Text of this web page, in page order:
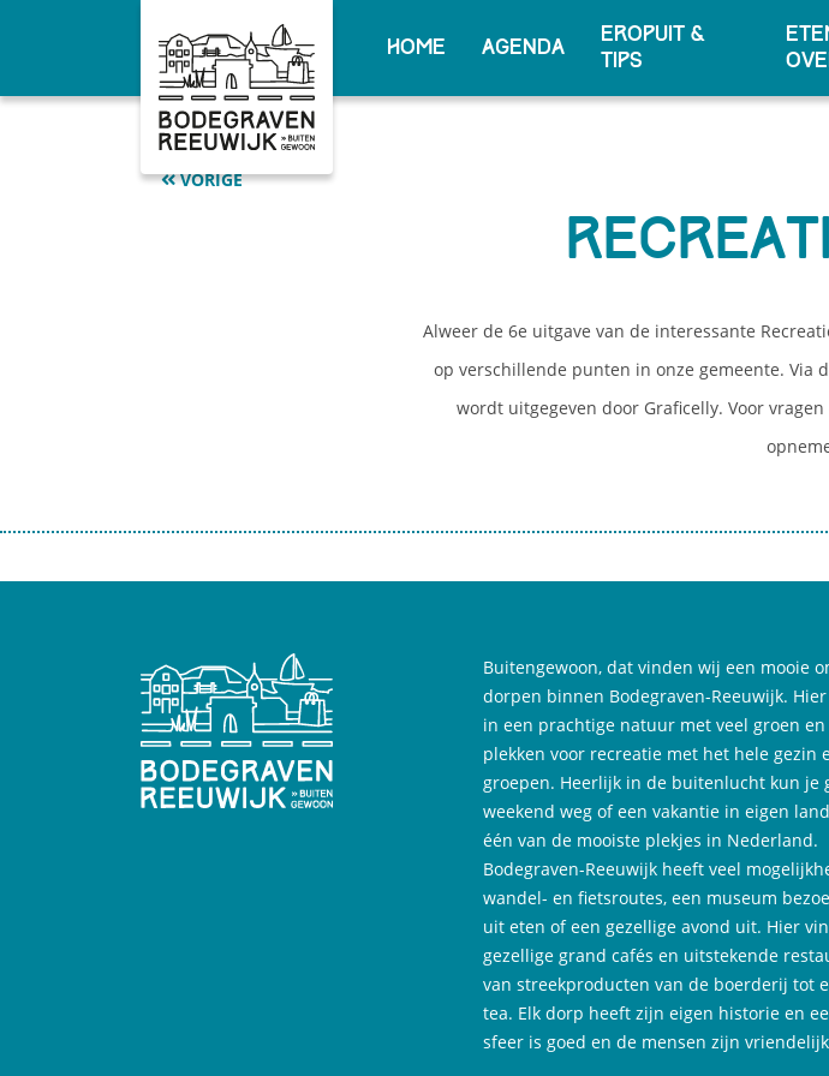
Home Agenda
Eropuit &
tips
blader door
VORIGE
Alweer de 6e uitgave van de interessante
op verschillende punten in onze gemeente. Via
wordt uitgegeven door Graficelly. Voor
Buitengewoon, dat vinden wij een mooie
dorpen binnen Bodegraven-Reeuwijk.
in een prachtige natuur met veel groen
plekken voor recreatie met het hele gezin
groepen. Heerlijk in de buitenlucht kun je
weekend weg of een vakantie in eigen
één van de mooiste plekjes in Nederland.
Bodegraven-Reeuwijk heeft veel
wandel- en fietsroutes, een museum
uit eten of een gezellige avond uit. Hier
gezellige grand cafés en uitstekende
van streekproducten van de boerderij tot
tea. Elk dorp heeft zijn eigen historie en
sfeer is goed en de mensen zijn